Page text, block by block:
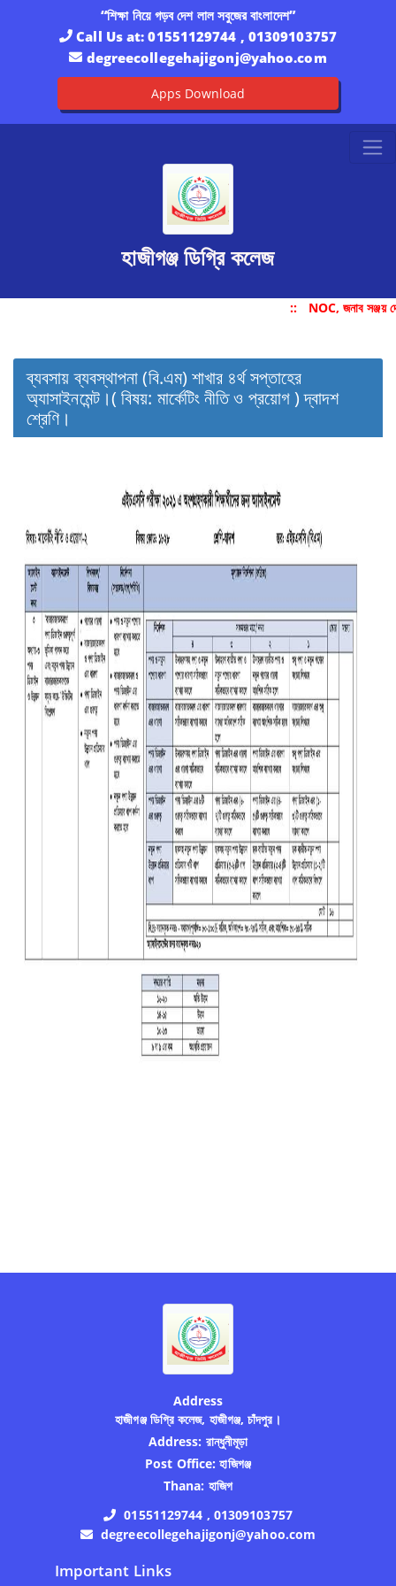
“শিক্ষা নিয়ে গড়ব দেশ লাল সবুজের বাংলাদেশ”
Call Us at:01551129744 , 01309103757
degreecollegehajigonj@yahoo.com
Apps Download
হাজীগঞ্জ ডিগ্রি কলেজ
:: NOC, জনাব সঞ্জয়
ব্যবসায় ব্যবস্থাপনা (বি.এম) শাখার ৪র্থ সপ্তাহের
অ্যাসাইনমেন্ট।( বিষয়: মার্কেটিং নীতি ও প্রয়োগ ) দ্বাদশ
শ্রেণি।
Address
হাজীগঞ্জ ডিগ্রি কলেজ, হাজীগঞ্জ, চাঁদপুর।
Address: রান্ধুনীমূড়া
Post Office: হাজিগঞ্জ
Thana: হাজিগ
01551129744 , 01309103757
degreecollegehajigonj@yahoo.com
Important Links